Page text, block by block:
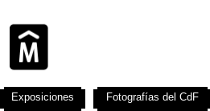
Exposiciones Fotografías del CdF